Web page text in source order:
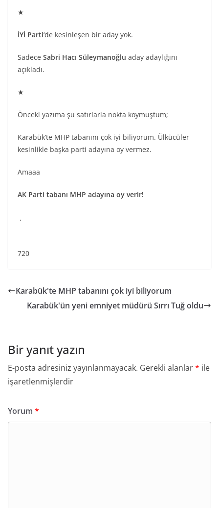
★
İYİ Parti‘de kesinleşen bir aday yok.
Sadece Sabri Hacı Süleymanoğlu aday adaylığını
açıkladı.
★
Önceki yazıma şu satırlarla nokta koymuştum;
Karabük’te MHP tabanını çok iyi biliyorum. Ülkücüler
kesinlikle başka parti adayına oy vermez.
Amaaa
AK Parti tabanı MHP adayına oy verir!
.
720
Karabük'te MHP tabanını çok iyi biliyorum
Karabük'ün yeni emniyet müdürü Sırrı Tuğ oldu
Bir yanıt yazın
E-posta adresiniz yayınlanmayacak. Gerekli alanlar* ile
işaretlenmişlerdir
Yorum *